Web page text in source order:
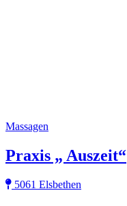
Massagen
Praxis „ Auszeit“
5061 Elsbethen